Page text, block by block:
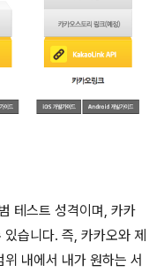
테스트 성격이며, 카카
습니다. 즉, 카카오와 제
내에서 내가 원하는 서